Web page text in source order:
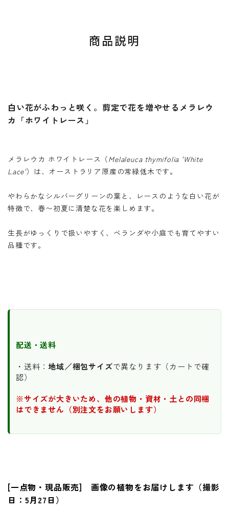
商品説明
白い花がふわっと咲く。剪定で花を増やせるメラレウ
カ「ホワイトレース」
メラレウカ ホワイトレース（Melaleuca thymifolia 'White
Lace'）は、オーストラリア原産の常緑低木です。
やわらかなシルバーグリーンの葉と、レースのような白い花が
特徴で、春〜初夏に清楚な花を楽しめます。
生長がゆっくりで扱いやすく、ベランダや小庭でも育てやすい
品種です。
配送・送料
・送料： 地域／梱包サイズで異なります（カートで確
認）
※サイズが大きいため、他の植物・資材・土との同梱
はできません（別注文をお願いします）
[一点物・現品販売] 画像の植物をお届けします（撮影
日：5月27日）